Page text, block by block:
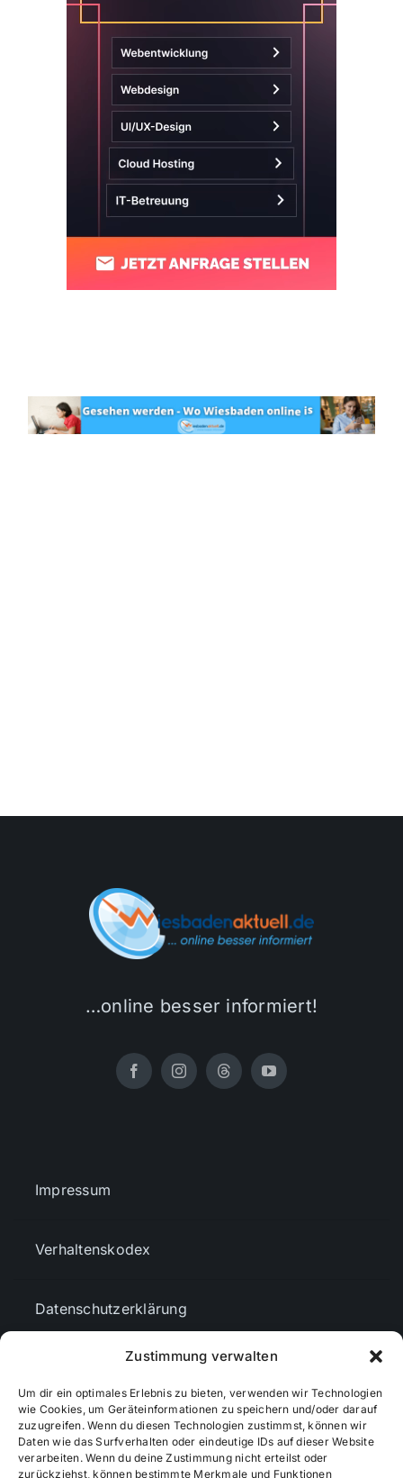
Zustimmung verwalten
Um dir ein optimales Erlebnis zu bieten, verwenden wir Technologien
wie Cookies, um Geräteinformationen zu speichern und/oder darauf
zuzugreifen. Wenn du diesen Technologien zustimmst, können wir
Daten wie das Surfverhalten oder eindeutige IDs auf dieser Website
verarbeiten. Wenn du deine Zustimmung nicht erteilst oder
zurückziehst, können bestimmte Merkmale und Funktionen
…online besser informiert!
Impressum
Verhaltenskodex
Datenschutzerklärung
Cookie-Richtlinie (EU)